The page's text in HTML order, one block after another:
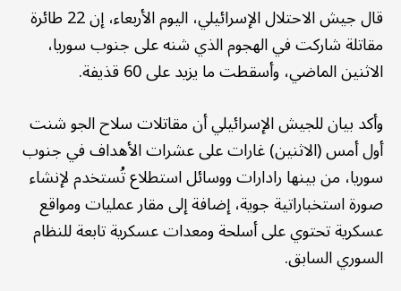
قال جيش الاحتلال الإسرائيلي، اليوم الأربعاء، إن 22 طائرة
مقاتلة شاركت في الهجوم الذي شنه على جنوب سوريا،
الاثنين الماضي، وأسقطت ما يزيد على 60 قذيفة.
وأكد بيان للجيش الإسرائيلي أن مقاتلات سلاح الجو شنت
أول أمس (الاثنين) غارات على عشرات الأهداف في جنوب
سوريا، من بينها رادارات ووسائل استطلاع تُستخدم لإنشاء
صورة استخباراتية جوية، إضافة إلى مقار عمليات ومواقع
عسكرية تحتوي على أسلحة ومعدات عسكرية تابعة للنظام
السوري السابق.